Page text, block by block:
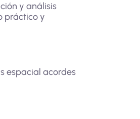
y análisis
práctico y
espacial acordes